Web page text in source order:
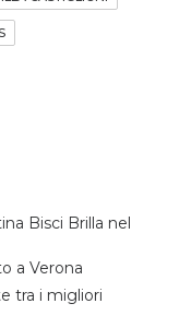
Bisci Brilla nel
a Verona
tra i migliori